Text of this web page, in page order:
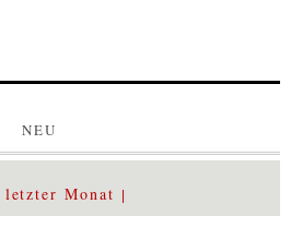
NEU
letzter Monat